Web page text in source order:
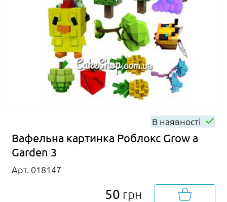
В наявності
Вафельна картинка Роблокс Grow a
Garden 3
Арт. 018147
50 грн